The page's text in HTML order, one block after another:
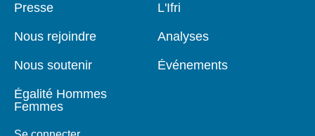
Pied
Presse
Nous rejoindre
Nous soutenir
Égalité Hommes
Femmes
Navigation
L'Ifri
Analyses
Événements